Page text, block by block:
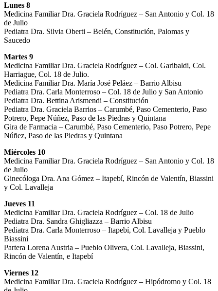
Lunes 8
Medicina Familiar Dra. Graciela Rodríguez – San Antonio y Col. 18
de Julio
Pediatra Dra. Silvia Oberti – Belén, Constitución, Palomas y
Saucedo
Martes 9
Medicina Familiar Dra. Graciela Rodríguez – Col. Garibaldi, Col.
Harriague, Col. 18 de Julio.
Medicina Familiar Dra. María José Peláez – Barrio Albisu
Pediatra Dra. Carla Monterroso – Col. 18 de Julio y San Antonio
Pediatra Dra. Bettina Arismendi – Constitución
Pediatra Dra. Graciela Barrios – Carumbé, Paso Cementerio, Paso
Potrero, Pepe Núñez, Paso de las Piedras y Quintana
Gira de Farmacia – Carumbé, Paso Cementerio, Paso Potrero, Pepe
Núñez, Paso de las Piedras y Quintana
Miércoles 10
Medicina Familiar Dra. Graciela Rodríguez – San Antonio y Col. 18
de Julio
Ginecóloga Dra. Ana Gómez – Itapebí, Rincón de Valentín, Biassini
y Col. Lavalleja
Jueves 11
Medicina Familiar Dra. Graciela Rodríguez – Col. 18 de Julio
Pediatra Dra. Sandra Ghigliazza – Barrio Albisu
Pediatra Dra. Carla Monterroso – Itapebí, Col. Lavalleja y Pueblo
Biassini
Partera Lorena Austria – Pueblo Olivera, Col. Lavalleja, Biassini,
Rincón de Valentín, e Itapebí
Viernes 12
Medicina Familiar Dra. Graciela Rodríguez – Hipódromo y Col. 18